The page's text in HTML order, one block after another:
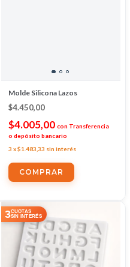
Molde Silicona Lazos
$4.450,00
$4.005,00 con Transferencia
o depósito bancario
3 x$1.483,33 sin interés
3CUOTAS
SIN INTERÉS